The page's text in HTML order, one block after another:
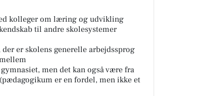
kolleger om læring og udvikling
til andre skolesystemer
er skolens generelle arbejdssprog
men det kan også være fra
er en fordel, men ikke et